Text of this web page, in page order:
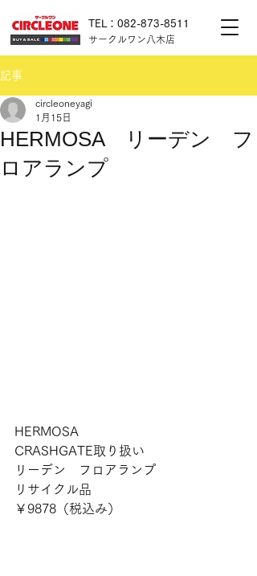
サークルワン八木店
TEL：082-873-8511
記事
HERMOSA リーデン フ
ロアランプ
circleoneyagi
1月15日
HERMOSA
CRASHGATE取り扱い
リーデン　フロアランプ
リサイクル品
￥9878（税込み）